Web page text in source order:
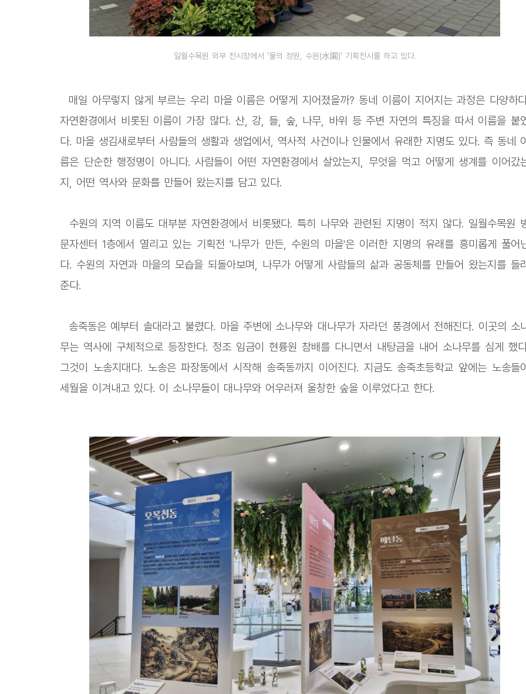
일월수목원 외부 전시장에서 '물의 정원, 수원(水園)' 기획전시를 하고 있다.
매일 아무렇지 않게 부르는 우리 마을 이름은 어떻게 지어졌을까? 동네 이름이 지어지는 과정은 다양하
자연환경에서 비롯된 이름이 가장 많다. 산, 강, 들, 숲, 나무, 바위 등 주변 자연의 특징을 따서 이름을 붙
다. 마을 생김새로부터 사람들의 생활과 생업에서, 역사적 사건이나 인물에서 유래한 지명도 있다. 즉 동네
름은 단순한 행정명이 아니다. 사람들이 어떤 자연환경에서 살았는지, 무엇을 먹고 어떻게 생계를 이어갔
지, 어떤 역사와 문화를 만들어 왔는지를 담고 있다.
수원의 지역 이름도 대부분 자연환경에서 비롯됐다. 특히 나무와 관련된 지명이 적지 않다. 일월수목원
문자센터 1층에서 열리고 있는 기획전 '나무가 만든, 수원의 마을'​은 이러한 지명의 유래를 흥미롭게 풀어
다. 수원의 자연과 마을의 모습을 되돌아보며, 나무가 어떻게 사람들의 삶과 공동체를 만들어 왔는지를 들
준다.
송죽동은 예부터 솔대라고 불렸다. 마을 주변에 소나무와 대나무가 자라던 풍경에서 전해진다. 이곳의 소
무는 역사에 구체적으로 등장한다. 정조 임금이 현륭원 참배를 다니면서 내탕금을 내어 소나무를 심게 했
그것이 노송지대다. 노송은 파장동에서 시작해 송죽동까지 이어진다. 지금도 송죽초등학교 앞에는 노송들
세월을 이겨내고 있다. 이 소나무들이 대나무와 어우러져 울창한 숲을 이루었다고 한다.